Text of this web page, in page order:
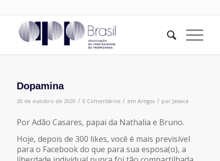
Dopamina
20 de outubro de 2020 / 0 Comentários / em Artigos / por Jessica
Por Adão Casares, papai da Nathalia e Bruno.
Hoje, depois de 300 likes, você é mais previsível
para o Facebook do que para sua esposa(o), a